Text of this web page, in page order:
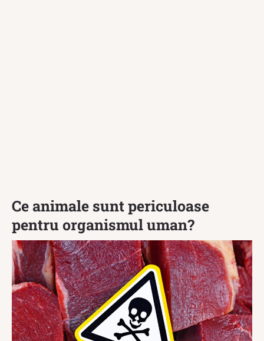
Ce animale sunt periculoase
pentru organismul uman?